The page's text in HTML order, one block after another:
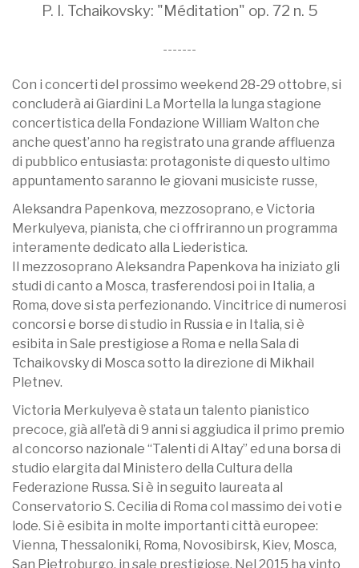
P. I. Tchaikovsky: "Méditation" op. 72 n. 5
-------
Con i concerti del prossimo weekend 28-29 ottobre, si
concluderà ai Giardini La Mortella la lunga stagione
concertistica della Fondazione William Walton che
anche quest’anno ha registrato una grande affluenza
di pubblico entusiasta: protagoniste di questo ultimo
appuntamento saranno le giovani musiciste russe,
Aleksandra Papenkova, mezzosoprano, e Victoria
Merkulyeva, pianista, che ci offriranno un programma
interamente dedicato alla Liederistica.
Il mezzosoprano Aleksandra Papenkova ha iniziato gli
studi di canto a Mosca, trasferendosi poi in Italia, a
Roma, dove si sta perfezionando. Vincitrice di numerosi
concorsi e borse di studio in Russia e in Italia, si è
esibita in Sale prestigiose a Roma e nella Sala di
Tchaikovsky di Mosca sotto la direzione di Mikhail
Pletnev.
Victoria Merkulyeva è stata un talento pianistico
precoce, già all’età di 9 anni si aggiudica il primo premio
al concorso nazionale “Talenti di Altay” ed una borsa di
studio elargita dal Ministero della Cultura della
Federazione Russa. Si è in seguito laureata al
Conservatorio S. Cecilia di Roma col massimo dei voti e
lode. Si è esibita in molte importanti città europee:
Vienna, Thessaloniki, Roma, Novosibirsk, Kiev, Mosca,
San Pietroburgo, in sale prestigiose. Nel 2015 ha vinto